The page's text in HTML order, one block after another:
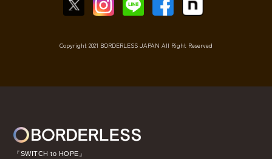
Copyright 2021 BORDERLESS JAPAN All Right Reserved
『SWITCH to HOPE』